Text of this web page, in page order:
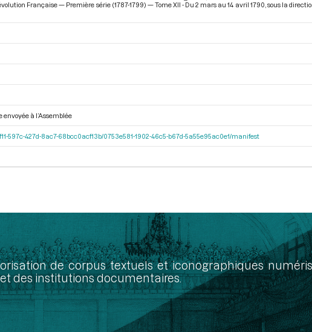
Française — Première série (1787-1799) — Tome XII - Du 2 mars au 14 avril 1790 , sous la
à l’Assemblée
597c-427d-8ac7-68bcc0acf13b/0753e581-1902-46c5-b67d-5a55e95ac0e1/manifest
de corpus textuels et iconographiques
des institutions documentaires.